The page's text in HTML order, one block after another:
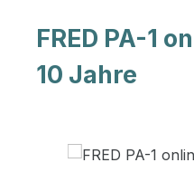
FRED PA-1
10 Jahre
Bildergalerie